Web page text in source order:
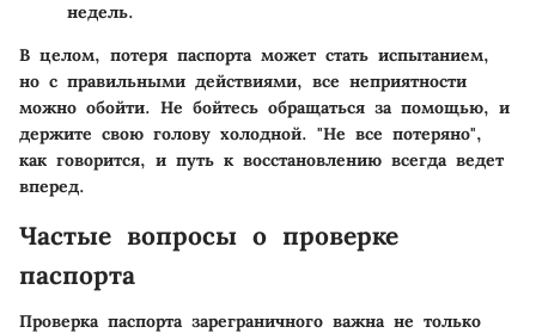
недель.
В целом, потеря паспорта может стать испытанием,
но с правильными действиями, все неприятности
можно обойти. Не бойтесь обращаться за помощью, и
держите свою голову холодной. "Не все потеряно",
как говорится, и путь к восстановлению всегда ведет
вперед.
Частые вопросы о проверке
паспорта
Проверка паспорта зареграничного важна не только